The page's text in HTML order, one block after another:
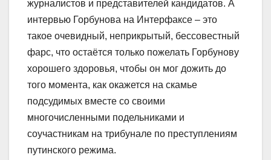
журналистов и представителей кандидатов. А
интервью Горбунова на Интерфаксе – это
такое очевидный, неприкрытый, бессовестный
фарс, что остаётся только пожелать Горбунову
хорошего здоровья, чтобы он мог дожить до
того момента, как окажется на скамье
подсудимых вместе со своими
многочисленными подельниками и
соучастникам на трибунале по преступлениям
путинского режима.